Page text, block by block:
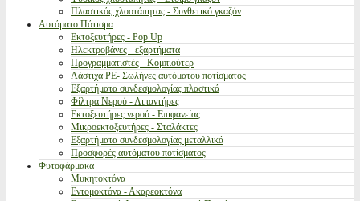
Πλαστικός χλοοτάπητας - Συνθετικό γκαζόν
Αυτόματο Πότισμα
Εκτοξευτήρες - Pop Up
Ηλεκτροβάνες - εξαρτήματα
Προγραμματιστές - Κομπιούτερ
Λάστιχα PE- Σωλήνες αυτόματου ποτίσματος
Εξαρτήματα συνδεσμολογίας πλαστικά
Φίλτρα Νερού - Λιπαντήρες
Εκτοξευτήρες νερού - Επιφανείας
Μικροεκτοξευτήρες - Σταλάκτες
Εξαρτήματα συνδεσμολογίας μεταλλικά
Προσφορές αυτόματου ποτίσματος
Φυτοφάρμακα
Μυκητοκτόνα
Εντομοκτόνα - Ακαρεοκτόνα